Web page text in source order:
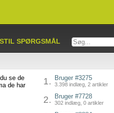
STIL SPØRGSMÅL
se de
de har
1. Bruger #3275
3.398 indlæg, 2 artikler
2. Bruger #7728
302 indlæg, 0 artikler